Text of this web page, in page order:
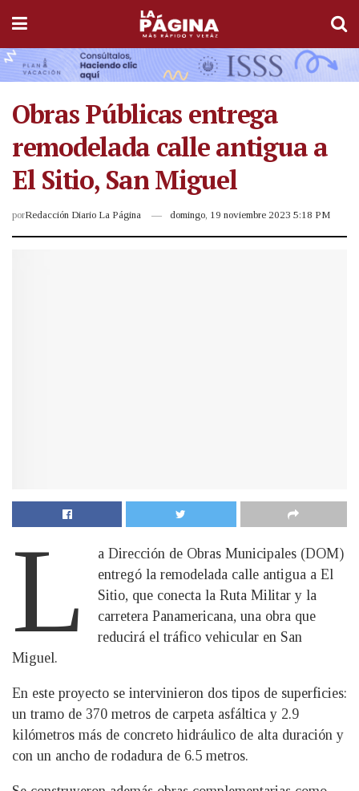
Obras Públicas entrega
remodelada calle antigua a
El Sitio, San Miguel
porRedacción Diario La Página domingo, 19 noviembre 2023 5:18 PM
L
a Dirección de Obras Municipales (DOM)
entregó la remodelada calle antigua a El
Sitio, que conecta la Ruta Militar y la
carretera Panamericana, una obra que
reducirá el tráfico vehicular en San
Miguel.
En este proyecto se intervinieron dos tipos de superficies:
un tramo de 370 metros de carpeta asfáltica y 2.9
kilómetros más de concreto hidráulico de alta duración y
con un ancho de rodadura de 6.5 metros.